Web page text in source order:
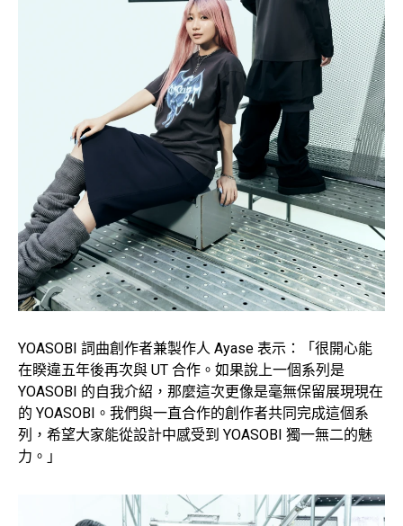
YOASOBI 詞曲創作者兼製作人 Ayase 表示：「很開心能
在睽違五年後再次與 UT 合作。如果說上一個系列是
YOASOBI 的自我介紹，那麼這次更像是毫無保留展現現在
的 YOASOBI。我們與一直合作的創作者共同完成這個系
列，希望大家能從設計中感受到 YOASOBI 獨一無二的魅
力。」